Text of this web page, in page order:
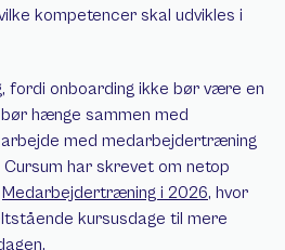
kompetencer skal udvikles i
fordi onboarding ikke bør være en
hænge sammen med
med medarbejdertræning
har skrevet om netop
Medarbejdertræning i 2026, hvor
kursusdage til mere